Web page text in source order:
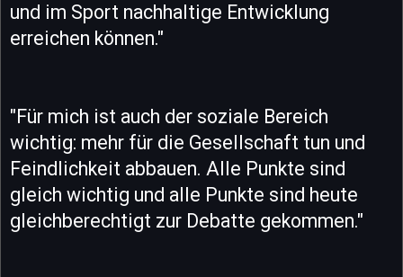
und im Sport nachhaltige Entwicklung
erreichen können."
"Für mich ist auch der soziale Bereich
wichtig: mehr für die Gesellschaft tun und
Feindlichkeit abbauen. Alle Punkte sind
gleich wichtig und alle Punkte sind heute
gleichberechtigt zur Debatte gekommen."